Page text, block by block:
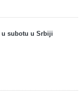
u subotu u Srbiji